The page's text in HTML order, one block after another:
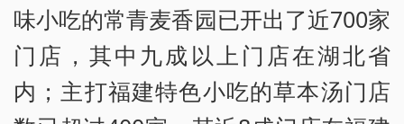
味小吃的常青麦香园已开出了近700家
门店，其中九成以上门店在湖北省
内；主打福建特色小吃的草本汤门店